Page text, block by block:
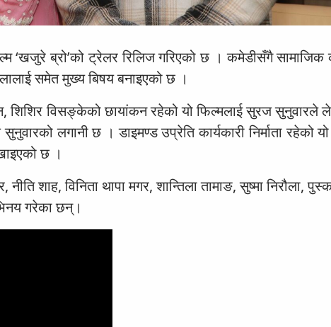
‘खजुरे ब्रो’को ट्रेलर रिलिज गरिएको छ । कमेडीसँगै सामाजिक
समेत मुख्य बिषय बनाइएको छ ।
शिशिर विसङ्केको छायांकन रहेको यो फिल्मलाई सुरज सुनुवारले
लगानी छ । डाइमण्ड उप्रेति कार्यकारी निर्माता रहेको
छ ।
शाह, विनिता थापा मगर, शान्तिला तामाङ, सुष्मा निरौला,
गरेका छन्।